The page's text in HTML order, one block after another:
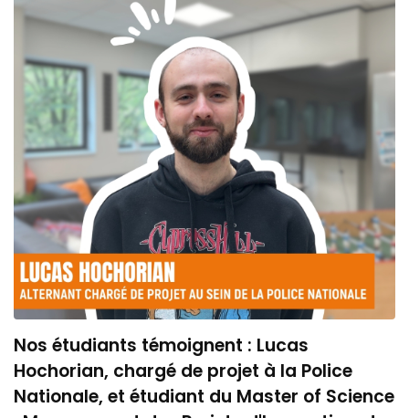
Nos étudiants témoignent : Lucas
Hochorian, chargé de projet à la Police
Nationale, et étudiant du Master of Science